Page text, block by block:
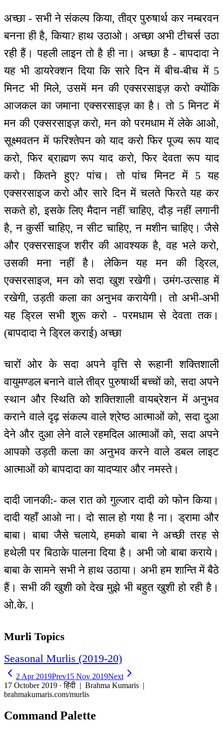
अच्छा - सभी ने संकल्प किया, तीव्र पुरुषार्थ कर नम्बरवन
बनना ही है, किया? हाथ उठाओ। अच्छा अभी टीचर्स उठा
रही हैं। पहली लाइन तो है ही ना। अच्छा है - बापदादा ने
यह भी डायरेक्शन दिया कि सारे दिन में बीच-बीच में 5
मिनट भी मिले, उसमें मन की एक्सरसाइज़ करो क्योंकि
आजकल का जमाना एक्सरसाइज़ का है। तो 5 मिनट में
मन की एक्सरसाइज़ करो, मन को परमधाम में लेके आओ,
सूक्ष्मवतन में फरिश्तेपन को याद करो फिर पूज्य रूप याद
करो, फिर ब्राह्मण रूप याद करो, फिर देवता रूप याद
करो। कितने हुए? पांच। तो पांच मिनट में 5 यह
एक्सरसाइज करो और सारे दिन में चलते फिरते यह कर
सकते हो, इसके लिए मैदान नहीं चाहिए, दौड़ नहीं लगानी
है, न कुर्सी चाहिए, न सीट चाहिए, न मशीन चाहिए। जैसे
और एक्सरसाइज शरीर की आवश्यक है, वह भले करो,
उसकी मना नहीं है। लेकिन यह मन की ड्रिल,
एक्सरसाइज, मन को सदा खुश रखेगी। उमंग-उत्साह में
रखेगी, उड़ती कला का अनुभव करायेगी। तो अभी-अभी
यह ड्रिल सभी शुरू करो - परमधाम से देवता तक।
(बापदादा ने ड्रिल कराई) अच्छा
चारों ओर के सदा अपने वृत्ति से रूहानी शक्तिशाली
वायुमण्डल बनाने वाले तीव्र पुरुषार्थी बच्चों को, सदा अपने
स्थान और स्थिति को शक्तिशाली वायब्रेशन में अनुभव
कराने वाले दृढ़ संकल्प वाले श्रेष्ठ आत्माओं को, सदा दुआ
देने और दुआ लेने वाले रहमदिल आत्माओं को, सदा अपने
आपको उड़ती कला का अनुभव करने वाले डबल लाइट
आत्माओं को बापदादा का यादप्यार और नमस्ते।
दादी जानकी:- कल रात को गुल्जार दादी को फोन किया।
दादी यहाँ आओ ना। दो साल हो गया है ना। ड्रामा और
बाबा। बाबा जैसे चलाये, हमको बाबा ने अच्छी तरह से
हथेली पर बिठाके पालना दिया है। अभी जो बाबा कराये।
बाबा के सामने सभी ने हाथ उठाया। अभी हम शान्ति में बैठे
हैं। सभी की खुशी को देख मुझे भी बहुत खुशी हो रही है।
ओ.के.।
Murli Topics
Seasonal Murlis (2019-20)
2 Apr 2019Prev15 Nov 2019Next
17 October 2019 · हिंदी | Brahma Kumaris |
brahmakumaris.com/murlis
Command Palette